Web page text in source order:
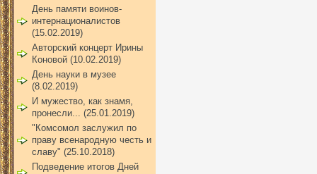
День памяти воинов-
интернационалистов
(15.02.2019)
Авторский концерт Ирины
Коновой (10.02.2019)
День науки в музее
(8.02.2019)
И мужество, как знамя,
пронесли... (25.01.2019)
"Комсомол заслужил по
праву всенародную честь и
славу" (25.10.2018)
Подведение итогов Дней